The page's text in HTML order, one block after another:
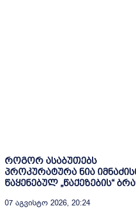
როგორ ასაბუთებს
პროკურატურა ნია
წაყენებულ „წაქეზების“
07 Აგვისტო 2026, 20:24